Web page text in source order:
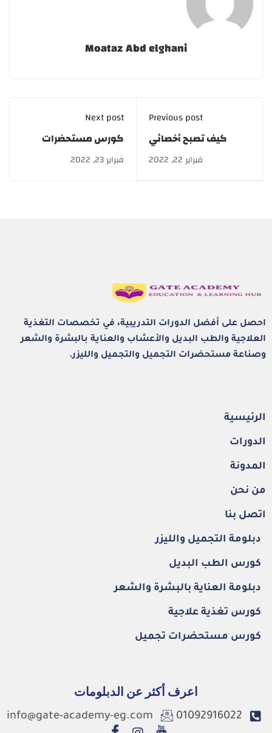
Moataz Abd elghani
Previous post
كيف تصبح أخصائي
تغذية؟ Nutritionistفبراير 22, 2022
Next post
كورس مستحضرات
تجميل | دورة Cosmetics
فبراير 23, 2022
احصل على أفضل الدورات التدريبية، في تخصصات التغذية
العلاجية والطب البديل والأعشاب والعناية بالبشرة والشعر
وصناعة مستحضرات التجميل والتجميل والليزر.
الرئيسية
الدورات
المدونة
من نحن
اتصل بنا
دبلومة التجميل والليزر
كورس الطب البديل
دبلومة العناية بالبشرة والشعر
كورس تغذية علاجية
كورس مستحضرات تجميل
اعرف أكثر عن الدبلومات
01092916022
info@gate-academy-eg.com